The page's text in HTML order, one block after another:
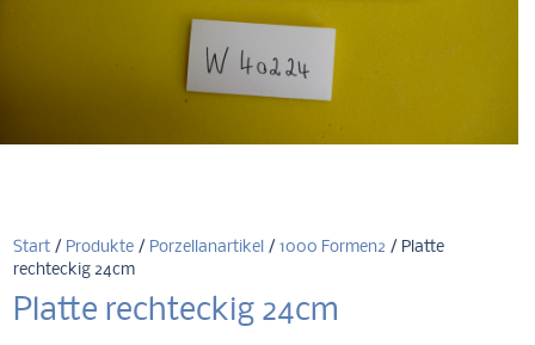
Start / Produkte / Porzellanartikel /1000 Formen2 / Platte
rechteckig 24cm
Platte rechteckig 24cm